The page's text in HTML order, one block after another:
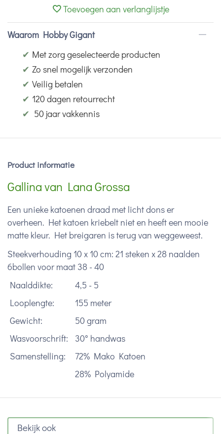
Toevoegen aan verlanglijstje
Waarom Hobby Gigant
✔ Met zorg geselecteerde producten
✔ Zo snel mogelijk verzonden
✔ Veilig betalen
✔ 120 dagen retourrecht
✔ 50 jaar vakkennis
Product informatie
Gallina van Lana Grossa
Een unieke katoenen draad met licht dons er
overheen. Het katoen kriebelt niet en heeft een mooie
matte kleur. Het breigaren is terug van weggeweest.
Steekverhouding 10 x 10 cm: 21 steken x 28 naalden
6bollen voor maat 38 - 40
Naalddikte:
4,5 - 5
Looplengte:
155 meter
Gewicht:
50 gram
Wasvoorschrift:
30° handwas
Samenstelling:
72% Mako Katoen
28% Polyamide
Bekijk ook